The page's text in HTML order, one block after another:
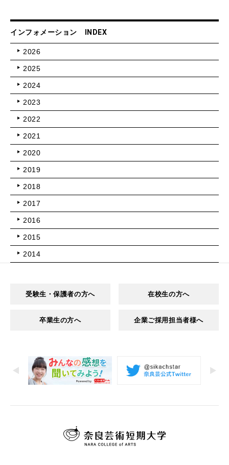
インフォメーション INDEX
2026
2025
2024
2023
2022
2021
2020
2019
2018
2017
2016
2015
2014
受験生・保護者の方へ 在校生の方へ
卒業生の方へ 企業ご採用担当者様へ